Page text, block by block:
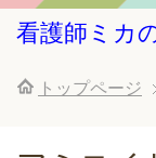
看護師ミカ
トップページ